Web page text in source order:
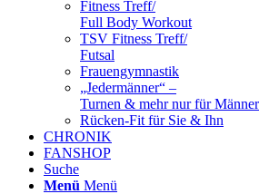
Fitness Treff/
Full Body Workout
TSV Fitness Treff/
Futsal
Frauengymnastik
„Jedermänner“ –
Turnen & mehr nur für Männer
Rücken-Fit für Sie & Ihn
CHRONIK
FANSHOP
Suche
Menü Menü